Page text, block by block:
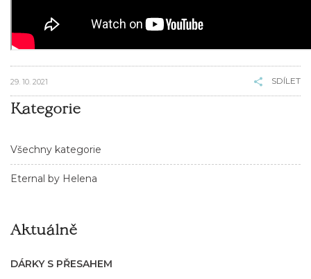
Kategorie
Všechny kategorie
Eternal by Helena
Aktuálně
DÁRKY S PŘESAHEM
29. 10. 2021 SDÍLET